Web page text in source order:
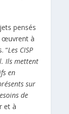
pensés
œuvrent à
“Les CISP
Ils mettent
en
sur
de
et à